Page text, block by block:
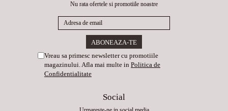
Nu rata ofertele si promotiile noastre
Vreau sa primesc newsletter cu promotiile
magazinului. Afla mai multe in Politica de
Confidentialitate
Social